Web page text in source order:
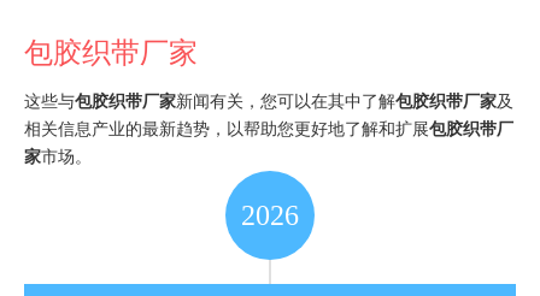
包胶织带厂家
这些与包胶织带厂家新闻有关，您可以在其中了解包胶织带厂家及
相关信息产业的最新趋势，以帮助您更好地了解和扩展包胶织带厂
家市场。
2026